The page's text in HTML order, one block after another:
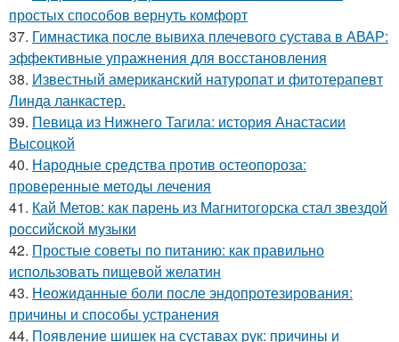
простых способов вернуть комфорт
37. Гимнастика после вывиха плечевого сустава в АВАР:
эффективные упражнения для восстановления
38. Известный американский натуропат и фитотерапевт
Линда ланкастер.
39. Певица из Нижнего Тагила: история Анастасии
Высоцкой
40. Народные средства против остеопороза:
проверенные методы лечения
41. Кай Метов: как парень из Магнитогорска стал звездой
российской музыки
42. Простые советы по питанию: как правильно
использовать пищевой желатин
43. Неожиданные боли после эндопротезирования:
причины и способы устранения
44. Появление шишек на суставах рук: причины и